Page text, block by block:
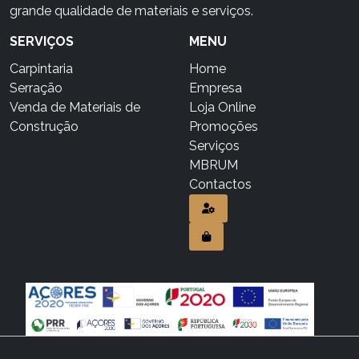
grande qualidade de materiais e serviços.
SERVIÇOS
Carpintaria
Serração
Venda de Materiais de
Construção
MENU
Home
Empresa
Loja Online
Promoções
Serviços
MBRUM
Contactos